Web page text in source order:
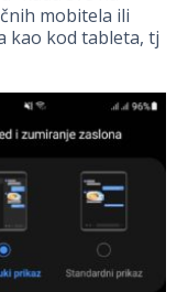
mobitela ili
kao kod tableta, tj